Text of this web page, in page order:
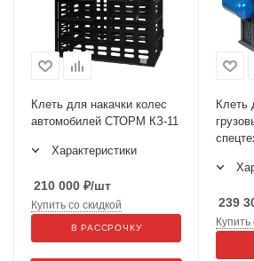
Клеть для накачки колес
автомобилей СТОРМ КЗ-11
Характеристики
210 000 ₽/шт
Купить со скидкой
В РАССРОЧКУ
Клеть
239
Купить